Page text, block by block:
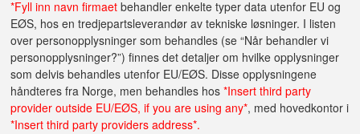
*Fyll inn navn firmaet behandler enkelte typer data utenfor EU og
EØS, hos en tredjepartsleverandør av tekniske løsninger. I listen
over personopplysninger som behandles (se “Når behandler vi
personopplysninger?”) finnes det detaljer om hvilke opplysninger
som delvis behandles utenfor EU/EØS. Disse opplysningene
håndteres fra Norge, men behandles hos*Insert third party
provider outside EU/EØS, if you are using any*, med hovedkontor i
*Insert third party providers address*.